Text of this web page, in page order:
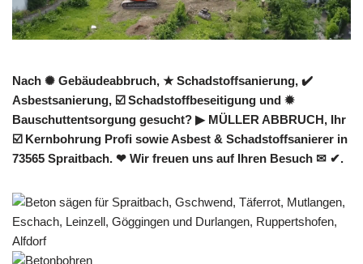
Nach ✺ Gebäudeabbruch, ★ Schadstoffsanierung, ✔️
Asbestsanierung, ☑️ Schadstoffbeseitigung und ✹
Bauschuttentsorgung gesucht? ▶︎ MÜLLER ABBRUCH, Ihr
☑️ Kernbohrung Profi sowie Asbest & Schadstoffsanierer in
73565 Spraitbach. ❤ Wir freuen uns auf Ihren Besuch ✉ ✔.